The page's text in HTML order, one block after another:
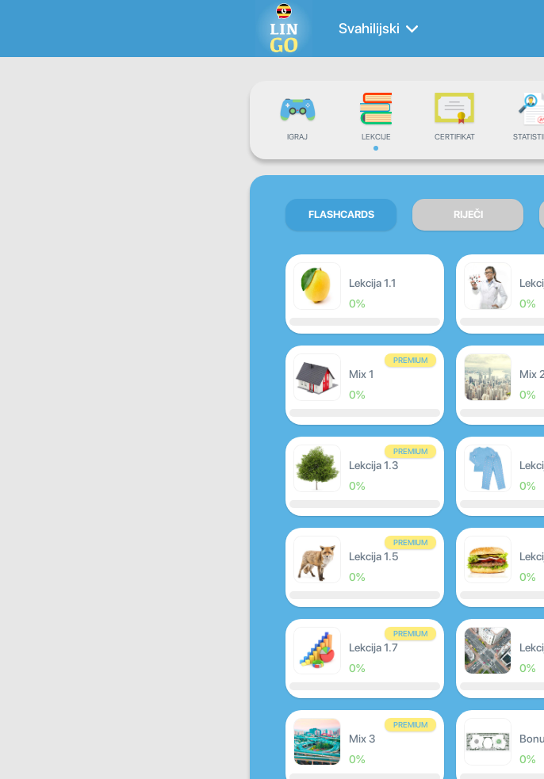
Svahilijski
IGRAJ LEKCIJE CERTIFIKAT
FLASHCARDS RIJEČI
Lekcija 1.1
0%
0%
PREMIUM
Mix 1
0%
Mix
0%
PREMIUM
Lekcija 1.3
0%
0%
PREMIUM
Lekcija 1.5
0%
0%
PREMIUM
Lekcija 1.7
0%
0%
PREMIUM
Mix 3
0%
0%